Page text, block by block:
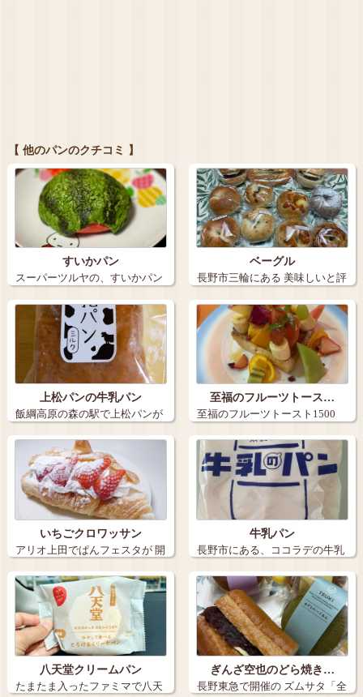
【 他のパンのクチコミ 】
すいかパン
スーパーツルヤの、すいかパン
味はすい…
ベーグル
長野市三輪にある 美味しいと評
判の …
上松パンの牛乳パン
飯綱高原の森の駅で上松パンが
あったので、…
至福のフルーツトース…
至福のフルーツトースト1500
アフォ…
いちごクロワッサン
アリオ上田でぱんフェスタが 開
催されて…
牛乳パン
長野市にある、ココラデの牛乳
パンです。 …
八天堂クリームパン
たまたま入ったファミマで八天
ぎんざ空也のどら焼き…
長野東急で開催の ズムサタ「全